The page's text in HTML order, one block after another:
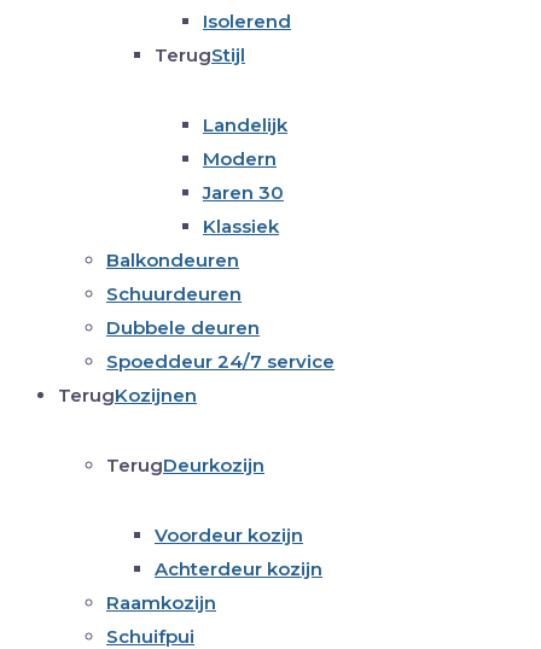
Isolerend
TerugStijl
Landelijk
Modern
Jaren 30
Klassiek
Balkondeuren
Schuurdeuren
Dubbele deuren
Spoeddeur 24/7 service
TerugKozijnen
TerugDeurkozijn
Voordeur kozijn
Achterdeur kozijn
Raamkozijn
Schuifpui